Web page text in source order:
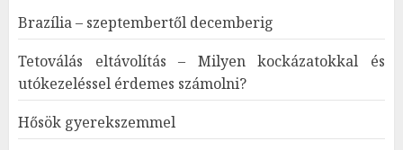
Brazília – szeptembertől decemberig
Tetoválás eltávolítás – Milyen kockázatokkal és
utókezeléssel érdemes számolni?
Hősök gyerekszemmel